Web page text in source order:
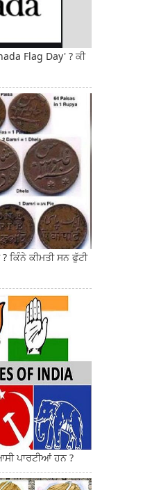
Flag Day' ? ਕੀ
ਕਿੰਨੇ ਕੀਮਤੀ ਸਨ ਫੁੱਟੀ
ਪਾਰਟੀਆਂ ਹਨ ?